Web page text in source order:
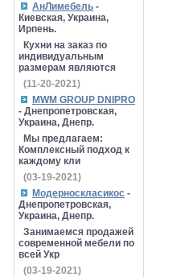
АнЛимебель -
Киевская, Украина,
Ирпень.
Кухни на заказ по
индивидуальным
размерам являются
(11-20-2021)
MWM GROUP DNIPRO
- Днепропетровская,
Украина, Днепр.
Мы предлагаем:
Комплексный подход к
каждому кли
(03-19-2021)
Модерноскласикос -
Днепропетровская,
Украина, Днепр.
Занимаемся продажей
современной мебели по
всей Укр
(03-19-2021)